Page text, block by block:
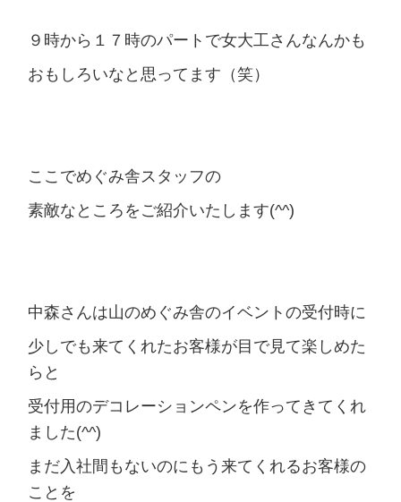
９時から１７時のパートで女大工さんなんかも
おもしろいなと思ってます（笑）
ここでめぐみ舎スタッフの
素敵なところをご紹介いたします(^^)
中森さんは山のめぐみ舎のイベントの受付時に
少しでも来てくれたお客様が目で見て楽しめた
らと
受付用のデコレーションペンを作ってきてくれ
ました(^^)
まだ入社間もないのにもう来てくれるお客様の
ことを